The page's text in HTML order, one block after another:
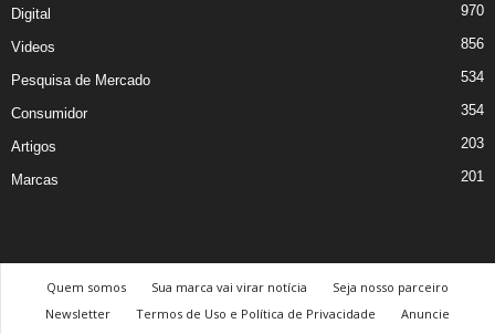
Digital 970
Videos 856
Pesquisa de Mercado 534
Consumidor 354
Artigos 203
Marcas 201
Quem somos Sua marca vai virar notícia
Seja nosso parceiro
Newsletter
Termos de Uso e Política de Privacidade
Anuncie